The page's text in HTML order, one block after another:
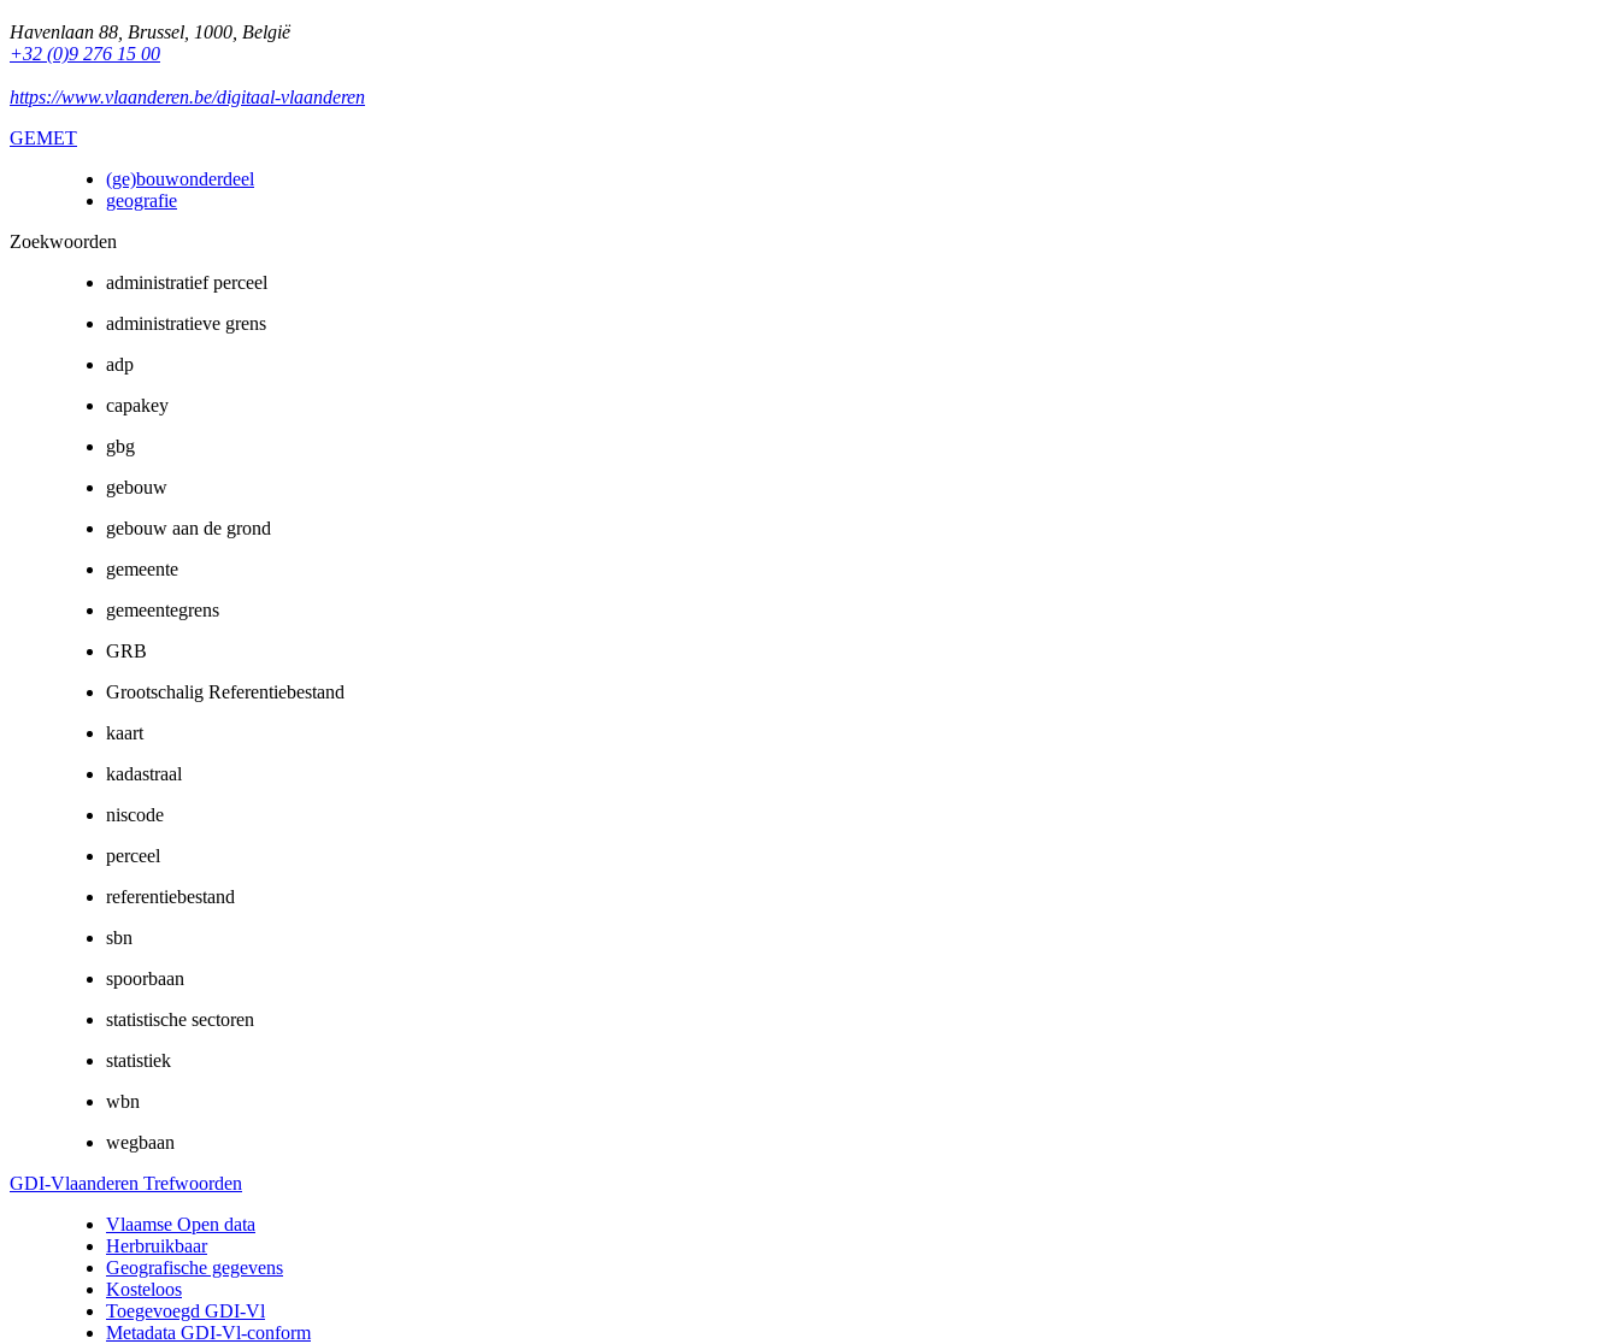
Havenlaan 88 Brussel 1000 België
+32 (0)9 276 15 00
https://www.vlaanderen.be/digitaal-vlaanderen
GEMET
(ge)bouwonderdeel
geografie
Zoekwoorden
administratief perceel
administratieve grens
adp
capakey
gbg
gebouw
gebouw aan de grond
gemeente
gemeentegrens
GRB
Grootschalig Referentiebestand
kaart
kadastraal
niscode
perceel
referentiebestand
sbn
spoorbaan
statistische sectoren
statistiek
wbn
wegbaan
GDI-Vlaanderen Trefwoorden
Vlaamse Open data
Herbruikbaar
Geografische gegevens
Kosteloos
Toegevoegd GDI-Vl
Metadata GDI-Vl-conform